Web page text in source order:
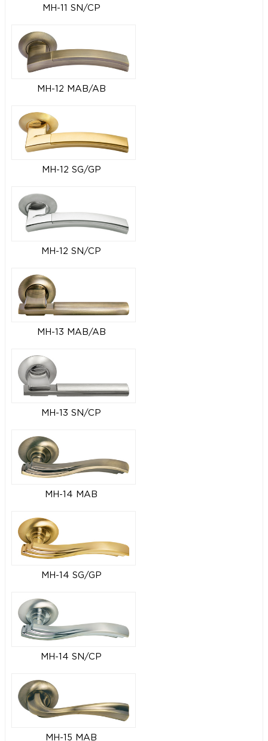
MH-11 SN/CP
MH-12 MAB/AB
MH-12 SG/GP
MH-12 SN/CP
MH-13 MAB/AB
MH-13 SN/CP
MH-14 MAB
MH-14 SG/GP
MH-14 SN/CP
MH-15 MAB